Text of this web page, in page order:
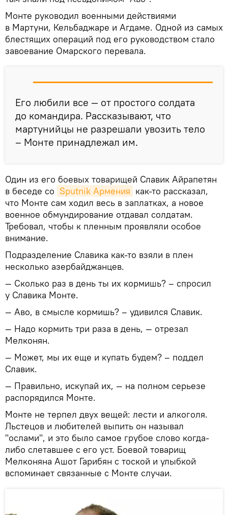
Монте руководил военными действиями
в Мартуни, Кельбаджаре и Агдаме. Одной из самых
блестящих операций под его руководством стало
завоевание Омарского перевала.
Его любили все — от простого солдата
до командира. Рассказывают, что
мартунийцы не разрешали увозить тело
– Монте принадлежал им.
Один из его боевых товарищей Славик Айрапетян
в беседе со Sputnik Армения как-то рассказал,
что Монте сам ходил весь в заплатках, а новое
военное обмундирование отдавал солдатам.
Требовал, чтобы к пленным проявляли особое
внимание.
Подразделение Славика как-то взяли в плен
несколько азербайджанцев.
— Сколько раз в день ты их кормишь? – спросил
у Славика Монте.
— Аво, в смысле кормишь? – удивился Славик.
— Надо кормить три раза в день, — отрезал
Мелконян.
— Может, мы их еще и купать будем? – поддел
Славик.
— Правильно, искупай их, — на полном серьезе
распорядился Монте.
Монте не терпел двух вещей: лести и алкоголя.
Льстецов и любителей выпить он называл
"ослами", и это было самое грубое слово когда-
либо слетавшее с его уст. Боевой товарищ
Мелконяна Ашот Гарибян с тоской и улыбкой
вспоминает связанные с Монте случаи.